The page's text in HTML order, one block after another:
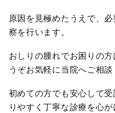
原因を見極めたうえで、
察を行います。
おしりの腫れでお困りの
うぞお気軽に当院へご相談
初めての方でも安心して
りやすく丁寧な診療を心が